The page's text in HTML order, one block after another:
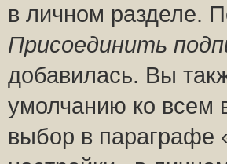
в личном разделе.
Присоединить
добавилась. Вы
умолчанию ко всем
выбор в параграфе